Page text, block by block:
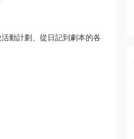
動計劃、從日記到劇本的各